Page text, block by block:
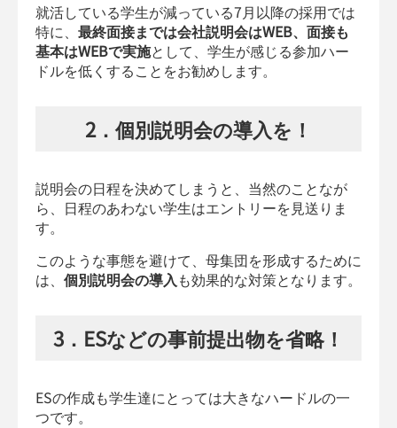
就活している学生が減っている7月以降の採用では
特に、 最終面接までは会社説明会はWEB、面接も
基本はWEBで実施として、学生が感じる参加ハー
ドルを低くすることをお勧めします。
2．個別説明会の導入を！
説明会の日程を決めてしまうと、当然のことなが
ら、日程のあわない学生はエントリーを見送りま
す。
このような事態を避けて、母集団を形成するために
は、 個別説明会の導入も効果的な対策となります。
3．ESなどの事前提出物を省略！
ESの作成も学生達にとっては大きなハードルの一
つです。